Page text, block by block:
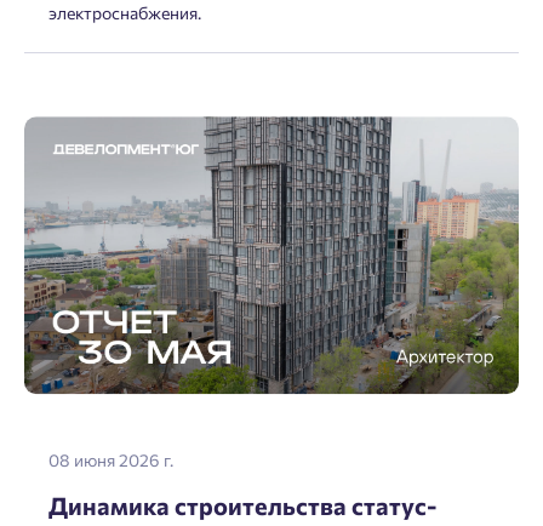
электроснабжения.
08 июня 2026 г.
Динамика строительства статус-